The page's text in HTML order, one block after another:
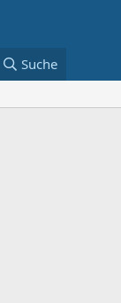
Suche